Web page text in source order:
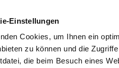
Einstellungen
Cookies, um Ihnen ein
zu können und die
die beim Besuch eines